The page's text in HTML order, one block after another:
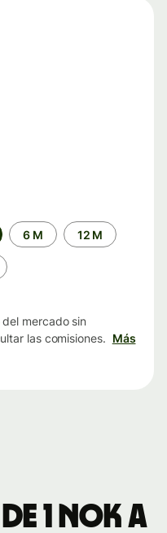
6 M 12 M
mercado sin
las comisiones. Más
1 NOK a